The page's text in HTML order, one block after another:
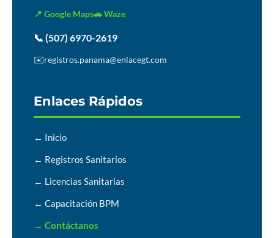
📍 Google Maps🚗 Waze
📞 (507) 6970-2619
✉️registros.panama@enlacegt.com
Enlaces Rápidos
← Inicio
← Registros Sanitarios
← Licencias Sanitarias
← Capacitación BPM
→ Contáctanos